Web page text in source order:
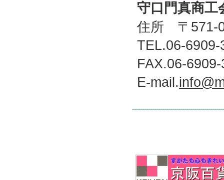
守口門真商工
住所 〒571-
TEL.06-6909-
FAX.06-
E-mail.